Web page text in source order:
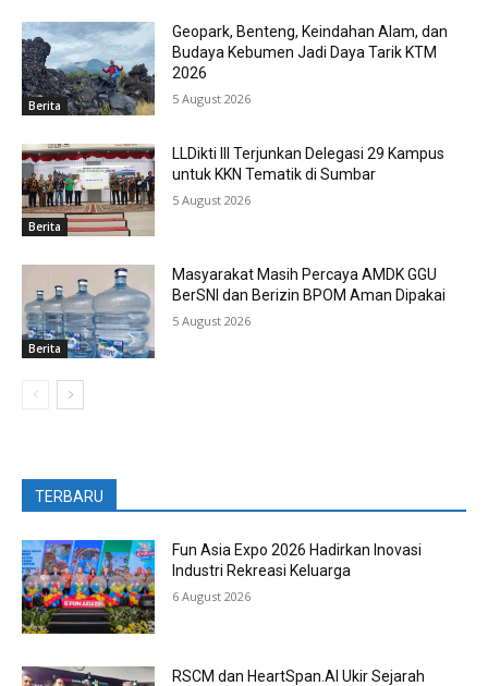
Berita
Geopark, Benteng, Keindahan Alam, dan
Budaya Kebumen Jadi Daya Tarik KTM
2026
5 August 2026
Berita
LLDikti III Terjunkan Delegasi 29 Kampus
untuk KKN Tematik di Sumbar
5 August 2026
Berita
Masyarakat Masih Percaya AMDK GGU
BerSNI dan Berizin BPOM Aman Dipakai
5 August 2026
TERBARU
Fun Asia Expo 2026 Hadirkan Inovasi
Industri Rekreasi Keluarga
6 August 2026
RSCM dan HeartSpan.AI Ukir Sejarah